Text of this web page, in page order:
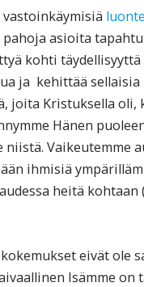
pahoja asioita
kohti täydellisyyttä
ja kehittää sellaisia
joita Kristuksella oli,
Hänen
niistä. Vaikeutemme
ihmisiä
heitä kohtaan
eivät ole
Isämme on